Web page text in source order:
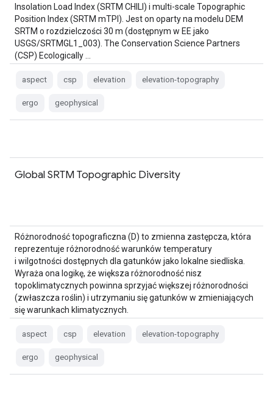
Insolation Load Index (SRTM CHILI) i multi-scale Topographic
Position Index (SRTM mTPI). Jest on oparty na modelu DEM
SRTM o rozdzielczości 30 m (dostępnym w EE jako
USGS/SRTMGL1_003). The Conservation Science Partners
(CSP) Ecologically …
aspect csp elevation elevation-topography
ergo geophysical
Global SRTM Topographic Diversity
Różnorodność topograficzna (D) to zmienna zastępcza, która
reprezentuje różnorodność warunków temperatury
i wilgotności dostępnych dla gatunków jako lokalne siedliska.
Wyraża ona logikę, że większa różnorodność nisz
topoklimatycznych powinna sprzyjać większej różnorodności
(zwłaszcza roślin) i utrzymaniu się gatunków w zmieniających
się warunkach klimatycznych.
aspect csp elevation elevation-topography
ergo geophysical